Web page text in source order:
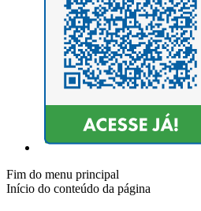
Fim do menu principal
Início do conteúdo da página